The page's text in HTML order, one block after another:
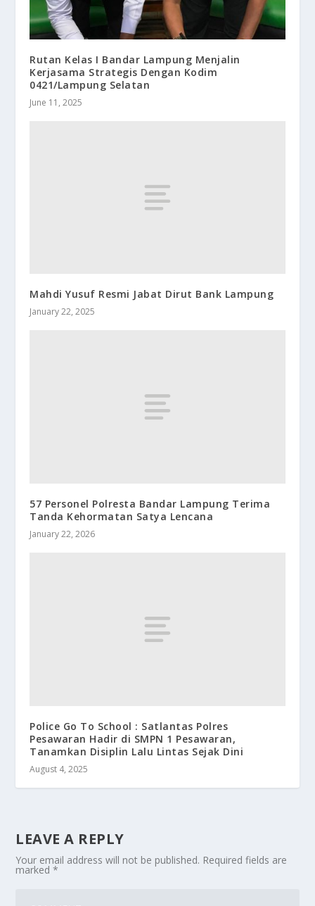
Rutan Kelas I Bandar Lampung Menjalin
Kerjasama Strategis Dengan Kodim
0421/Lampung Selatan
June 11, 2025
Mahdi Yusuf Resmi Jabat Dirut Bank Lampung
January 22, 2025
57 Personel Polresta Bandar Lampung Terima
Tanda Kehormatan Satya Lencana
January 22, 2026
Police Go To School : Satlantas Polres
Pesawaran Hadir di SMPN 1 Pesawaran,
Tanamkan Disiplin Lalu Lintas Sejak Dini
August 4, 2025
LEAVE A REPLY
Your email address will not be published. Required fields are
marked*